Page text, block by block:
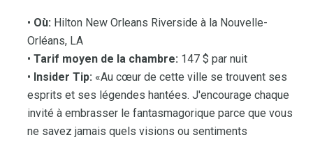
• Où: Hilton New Orleans Riverside à la Nouvelle-
Orléans, LA
• Tarif moyen de la chambre: 147 $ par nuit
• Insider Tip: «Au cœur de cette ville se trouvent ses
esprits et ses légendes hantées. J'encourage chaque
invité à embrasser le fantasmagorique parce que vous
ne savez jamais quels visions ou sentiments